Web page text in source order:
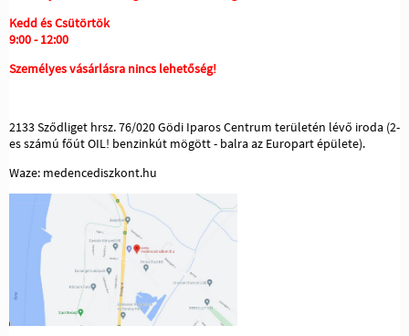
Kedd és Csütörtök
9:00 - 12:00
Személyes vásárlásra nincs lehetőség!
2133 Sződliget hrsz. 76/020 Gödi Iparos Centrum területén lévő iroda (2-
es számú főút OIL! benzinkút mögött - balra az Europart épülete).
Waze: medencediszkont.hu